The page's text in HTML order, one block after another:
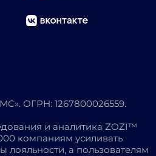
ОГРН: 1267800026559.
и аналитика ZOZI™
компаниям усиливать
лояльности, а пользователям